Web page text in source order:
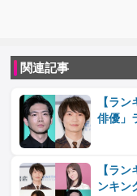
関連記事
【ラ
俳優」
【ラ
ンキン